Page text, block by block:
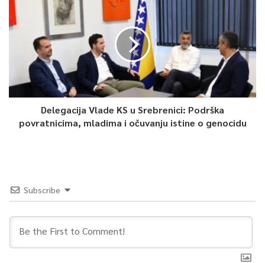
Delegacija Vlade KS u Srebrenici: Podrška
povratnicima, mladima i očuvanju istine o genocidu
Subscribe